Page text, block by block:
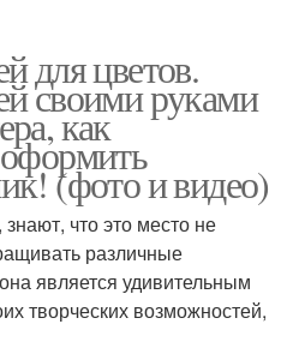
для цветов.
своими руками
как
(фото и видео)
что это место не
различные
является удивительным
творческих возможностей,